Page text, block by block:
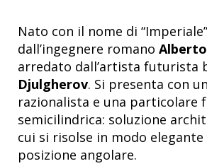
Nato con il nome di
dall’ingegnere romano
arredato dall’artista futurista
Djulgherov. Si presenta con
razionalista e una particolare
semicilindrica: soluzione
cui si risolse in modo elegante
posizione angolare.